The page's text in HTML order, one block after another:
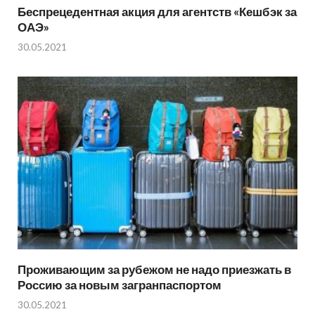
Беспрецедентная акция для агентств «Кешбэк за
ОАЭ»
30.05.2021
Проживающим за рубежом не надо приезжать в
Россию за новым загранпаспортом
30.05.2021